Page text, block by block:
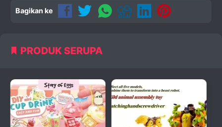
Bagikan ke
PRODUK SERUPA